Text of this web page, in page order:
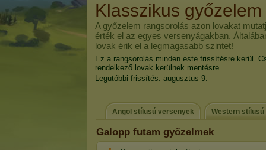
Klasszikus
A győzelem rangsorolás azon lovakat
érték el az egyes versenyágakban.
lovak érik el a legmagasabb szintet!
Ez a rangsorolás minden este frissítésre kerül.
rendelkező lovak kerülnek mentésre.
Legutóbbi frissítés: augusztus 9.
Angol stílusú versenyek Western
Galopp futam győzelmek